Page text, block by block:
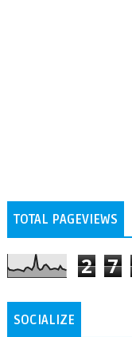
TOTAL PAGEVIEWS
2 7
SOCIALIZE